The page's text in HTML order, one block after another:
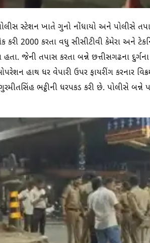
સ્ટેશન ખાતે ગુનો નોંધાયો અને પોલીસે
કરી 2000 કરતા વધુ સીસીટીવી કેમેરા અને
હતા. જેની તપાસ કરતા બન્ને છત્તીસગઢના
હાથ ધર વેપારી ઉપર ફાયરીંગ કરનાર
ભટ્ઠીની ધરપકડ કરી છે. પોલીસે